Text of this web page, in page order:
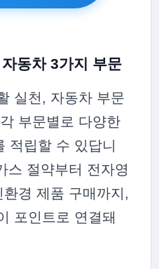
동차 3가지 부문
실천, 자동차 부문
부문별로 다양한
적립할 수 있답니
스 절약부터 전자영
경 제품 구매까지,
포인트로 연결돼